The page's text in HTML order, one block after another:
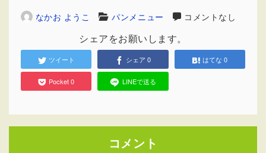
なかお ようこ パンメニュー コメントなし
シェアをお願いします。
ツイート シェア 0 はてな 0
Pocket0 LINEで送る
コメント